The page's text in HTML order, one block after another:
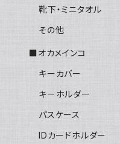
靴下・ミニタオル
その他
■オカメインコ
キーカバー
キーホルダー
パスケース
IDカードホルダー